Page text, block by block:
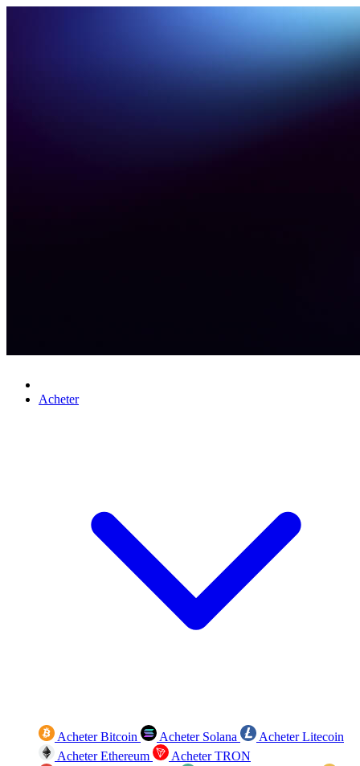
Acheter
Acheter Bitcoin Acheter Solana
Acheter Litecoin
Acheter Ethereum
Acheter TRON